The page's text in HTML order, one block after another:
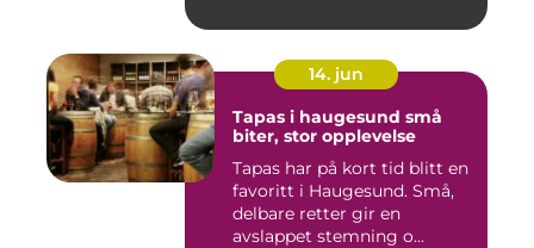
14. jun
Tapas i haugesund små
biter, stor opplevelse
Tapas har på kort tid blitt en
favoritt i Haugesund. Små,
delbare retter gir en
avslappet stemning o...